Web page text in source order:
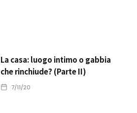
La casa: luogo intimo o gabbia
che rinchiude? (Parte II)
7/11/20